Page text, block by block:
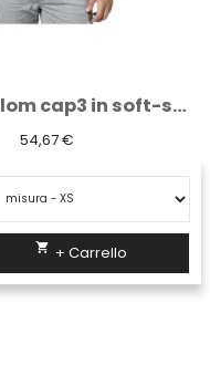
Guanti crosta, foderato 35cm, anticalore.
5,84 €
 + Carrello